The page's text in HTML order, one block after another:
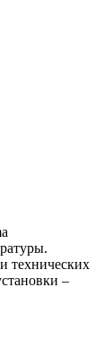
технических
–